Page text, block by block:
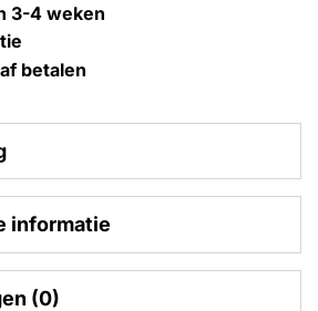
3-4 weken
betalen
informatie
(0)